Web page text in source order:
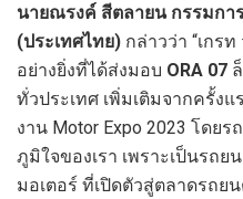
นายณรงค์ สีตลายน กรรมกา
(ประเทศไทย) กล่าวว่า “เกร
อย่างยิ่งที่ได้ส่งมอบ ORA 07
ทั่วประเทศ เพิ่มเติมจากครั้ง
งาน Motor Expo 2023 โดย
ภูมิใจของเรา เพราะเป็นรถ
มอเตอร์ ที่เปิดตัวสู่ตลาดรถย